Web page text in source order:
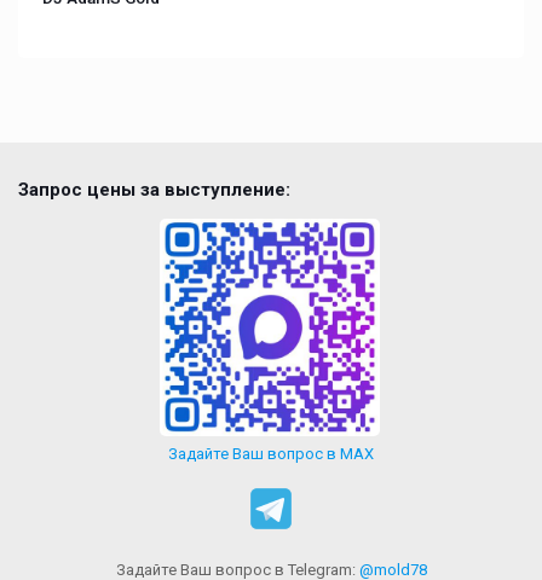
Запрос цены за выступление:
Задайте Ваш вопрос в MAX
Задайте Ваш вопрос в Telegram: @mold78